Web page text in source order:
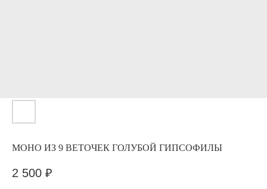
МОНО ИЗ 9 ВЕТОЧЕК ГОЛУБОЙ ГИПСОФИЛЫ
2 500 ₽